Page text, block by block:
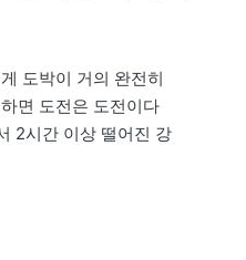
도박이 거의 완전히
면 도전은 도전이다
2시간 이상 떨어진 강